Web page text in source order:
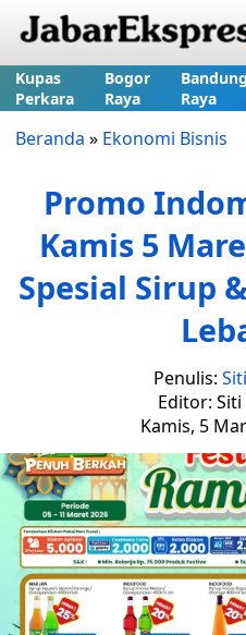
Kupas
Perkara
Bogor
Raya
Bandung
Raya
Beranda » Ekonomi Bisnis
Promo
Kamis 5
Spesial Sirup
Penulis:
Editor:
Kamis, 5